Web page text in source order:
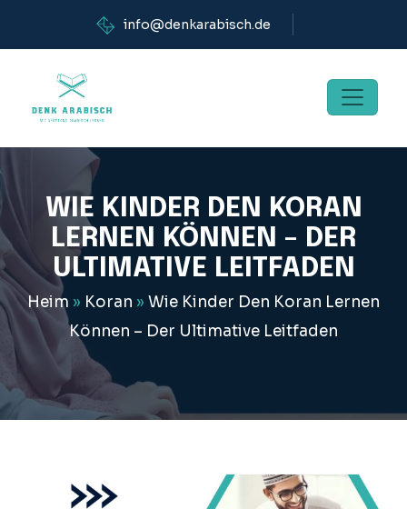
info@denkarabisch.de
WIE KINDER DEN KORAN
LERNEN KÖNNEN – DER
ULTIMATIVE LEITFADEN
Heim » Koran » Wie Kinder Den Koran Lernen
Können – Der Ultimative Leitfaden